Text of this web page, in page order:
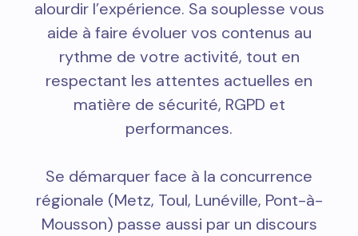
alourdir l’expérience. Sa souplesse vous
aide à faire évoluer vos contenus au
rythme de votre activité, tout en
respectant les attentes actuelles en
matière de sécurité, RGPD et
performances.
Se démarquer face à la concurrence
régionale (Metz, Toul, Lunéville, Pont-à-
Mousson) passe aussi par un discours